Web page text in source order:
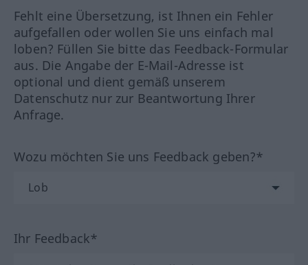
Fehlt eine Übersetzung, ist Ihnen ein Fehler
aufgefallen oder wollen Sie uns einfach mal
loben? Füllen Sie bitte das Feedback-Formular
aus. Die Angabe der E-Mail-Adresse ist
optional und dient gemäß unserem
Datenschutz nur zur Beantwortung Ihrer
Anfrage.
Wozu möchten Sie uns Feedback geben?*
Ihr Feedback*